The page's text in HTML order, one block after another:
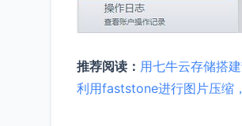
推荐阅读： 用七牛云存储搭
利用faststone进行图片压缩